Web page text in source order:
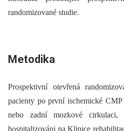
randomizované studie.
Metodika
Prospektivní otevřená
pacienty po první ischemické
nebo zadní mozkové
hospitalizováni na Klinice